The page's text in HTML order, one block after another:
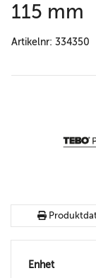
115 mm
Artikelnr: 334350
Enhet